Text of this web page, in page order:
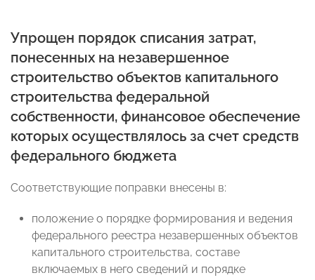
Упрощен порядок списания затрат,
понесенных на незавершенное
строительство объектов капитального
строительства федеральной
собственности, финансовое обеспечение
которых осуществлялось за счет средств
федерального бюджета
Соответствующие поправки внесены в:
положение о порядке формирования и ведения
федерального реестра незавершенных объектов
капитального строительства, составе
включаемых в него сведений и порядке